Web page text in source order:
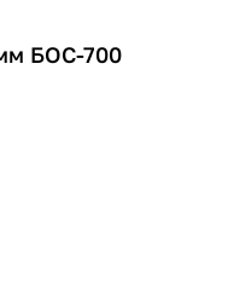
БОС-700